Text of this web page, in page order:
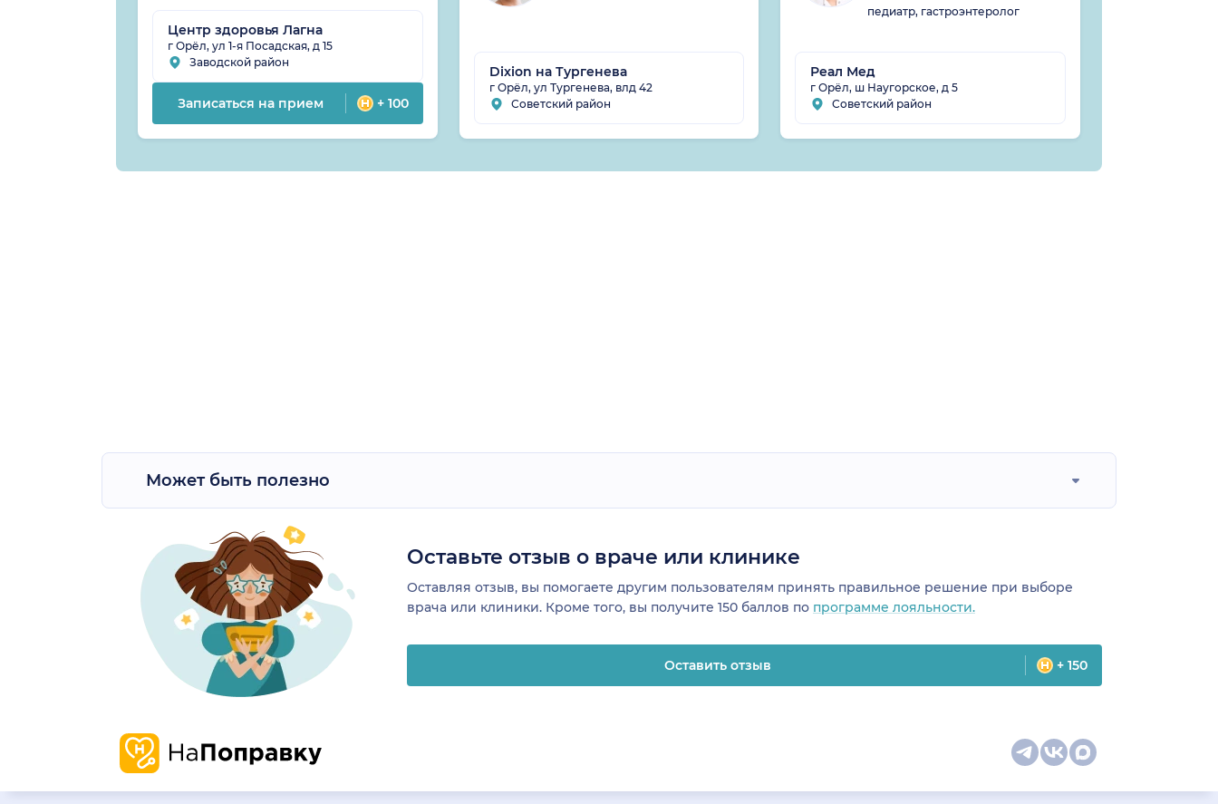
Центр здоровья Лагна
г Орёл, ул 1-я Посадская, д 15
Заводской район
Записаться на прием + 100
Dixion на Тургенева
г Орёл, ул Тургенева, влд 42
Советский район
педиатр, гастроэнтеролог
Реал Мед
г Орёл, ш Наугорское, д 5
Советский район
Может быть полезно
Оставьте отзыв о враче или клинике
Оставляя отзыв, вы помогаете другим пользователям принять правильное решение при выборе
врача или клиники. Кроме того, вы получите 150 баллов по программе лояльности.
Оставить отзыв + 150